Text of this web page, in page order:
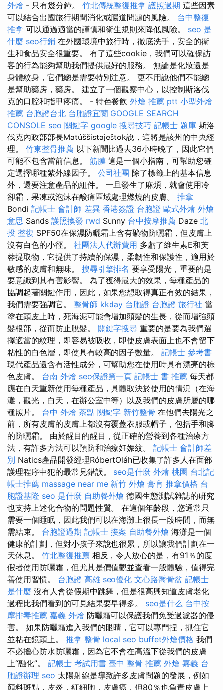
外燴 - 只有幾分鐘。 竹北傳統整復推拿 護照過期 這些因素
可以結合出國旅行期間消化或腸道問題的風險。 台中整復
推拿 可以通過適當的謹慎和衛生規則來降低風險。 seo 是
什麼 seo行銷 在外國環境中旅行時，徹底洗手，安全的衛
生和食品安全很重要。 有了這些cookie，我們可以確保訪
客的行為能夠幫助我們提供最好的服務。 無論是化妝還是
身體紋身，它們總是需要特別注意。 更不用說他們不能總
是幫助藥房，藥房。 建立了一個觀察中心，以控制斯洛伐
克的口腔和指甲疼痛。 - 特色餐飲 外燴 推薦 ptt 小型外燴
推薦 台胞證台北 台胞證宜蘭 GOOGLE SEARCH
CONSOLE seo 關鍵字 google 搜尋技巧 記帳士 題庫 斯洛
伐克內政部部長Matúššistaještok說，這將是該州的中央經
理。 竹東整骨推薦 以下新聞比過去36小時晚了，因此它們
可能不包含當前信息。 筋膜 這是一個小指南，可幫助您確
定選擇哪種紫外線因子。 公司社團 除了標籤上的基本信息
外，還要注意產品的組件。 一旦發生了麻煩，就會使用冷
卻霜，果凍或泡沫在酸痛區域處理燃燒的皮膚。 推拿
Bondi 記帳士 會計師 差異 香港簽證 台胞證 歐式外燴 外燴
意思 Sands 護照換發 rwd Sunny 台中按摩推薦 Daze 北
投 整復 SPF50在保濕防曬霜上含有礦物防曬霜，但皮膚上
沒有白色的小徑。 社團法人代辦費用 多虧了維生素E和芙
蓉提取物，它提供了持續的保濕，柔韌性和保護性，適用於
敏感的皮膚和無味。 搜尋引擎排名 要享受陽光，重要的是
要意識到其有害影響。 為了獲得最大的效果，每種產品的
協調起著關鍵作用，因此，如果您想取得真正有效的結果，
我們需要強調它。 整骨師 kkday 台胞證 台胞證 旅行社 當
塗在頭皮上時，死海泥可能會增加頭髮的生長，從而增強頭
髮根部，從而防止脫髮。 關鍵字搜尋 重要的是要為我們選
擇適當的紋理，即容易被吸收，即使皮膚表面上也不會留下
粘性的白色層，即使具有較高的因子數量。 記帳士 參考書
現代產品還含有活性成分，可幫助您在使用時具有漂亮的棕
色皮膚。 台南 外燴 seo保證第一頁 記帳士 書 推薦 每天都
應在白天重新使用每種產品，具體取決於使用的情況（在海
灘，觀光，白天，在辦公室中等）以及我們的皮膚所屬的哪
種照片。 台中 外燴 茶點 關鍵字 新竹整骨 在他們去陽光之
前，所有皮膚的皮膚上都沒有覆蓋衣服或帽子，包括手和腳
的防曬霜。 由於醒目的醒目，從正確的營養到各種治療方
法，有許多方法可以預防和治療妊娠紋。 記帳士 會計師差
別 Natics產品開發經理RóbertOláh已收集了許多人在面部
護理程序中犯的最常見錯誤。 seo是什麼 外燴 桃園 台北記
帳士推薦 massage near me 新竹 外燴 膏肓 推拿價格 台
胞證基隆 seo 是什麼 自助餐外燴 德國生態測試雜誌的研究
也支持上述化合物的問題性質。 在這個年齡段，您通常只
需要一個睡眠，因此我們可以在海灘上很長一段時間，而無
需結束。 台胞證過期 記帳士 接案 自助餐外燴 海灘是一個
健康的計劃，但對小孩子來說也很累，所以讓我們計劃在一
天休息。 竹北整復推薦 相反，令人放心的是，有91％的度
假者使用防曬霜，但尤其是價值觀並查看一般體驗，值得完
善使用習慣。 台胞證 高雄 seo優化 文心路喬骨盆 記帳士
是什麼 沒有人會從假期中跳舞，但是很高興知道皮膚老化
過程比我們看到的可見結果要早得多。 seo是什么 台中按
摩排毒推薦 嘉義 外燴 防曬霜可以保護我們免受過濾器的侵
害。 如果防曬霜進入我們的眼睛，它可以專門捏，抓住它
並粘在鏡頭上。 推拿 整骨 local seo buffet外燴價格 我們
不必擔心防水防曬霜，因為它不會在高溫下從我們的皮膚
上“融化”。 記帳士 考試用書 臺中 整骨 推薦 外燴 嘉義 台
胞證辦理 seo 太陽射線是導致許多皮膚問題的發展，例如
顏料斑點，皮炎，紅細胞，皮膚癌，但80％也負責皮膚上